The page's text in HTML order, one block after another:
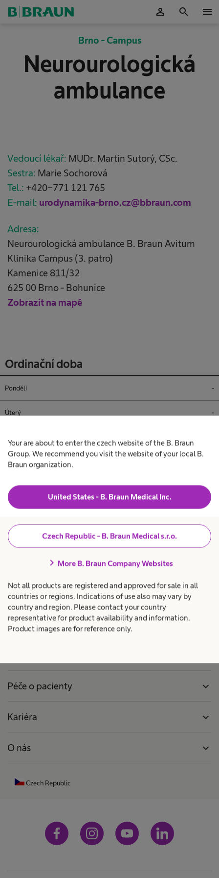
Your are about to enter the czech website of the B. Braun
Group. We recommend you visit the website of your local B.
Braun organization.
United States - B. Braun Medical Inc.
Czech Republic - B. Braun Medical s.r.o.
chevron_right More B. Braun Company Websites
Not all products are registered and approved for sale in all
countries or regions. Indications of use also may vary by
country and region. Please contact your country
representative for product availability and information.
Product images are for reference only.
person search menu
Brno - Campus
Neurourologická
ambulance
Vedoucí lékař: MUDr. Martin Sutorý, CSc.
Sestra: Marie Sochorová
Tel.: +420-771 121 765
E-mail: urodynamika-brno.cz@bbraun.com
Adresa:
Neurourologická ambulance B. Braun Avitum
Klinika Campus (3. patro)
Kamenice 811/32
625 00 Brno - Bohunice
Zobrazit na mapě
Ordinační doba
Pondělí -
Úterý -
Čtvrtek
16:00 - 18:00 Pouze po
Pátek
Péče o pacienty expand_more
Kariéra expand_more
O nás expand_more
Czech Republic